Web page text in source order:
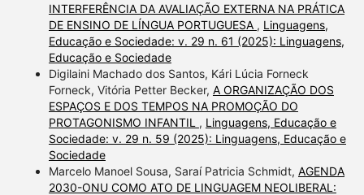
INTERFERÊNCIA DA AVALIAÇÃO EXTERNA NA PRÁTICA
DE ENSINO DE LÍNGUA PORTUGUESA , Linguagens,
Educação e Sociedade: v. 29 n. 61 (2025): Linguagens,
Educação e Sociedade
Digilaini Machado dos Santos, Kári Lúcia Forneck
Forneck, Vitória Petter Becker, A ORGANIZAÇÃO DOS
ESPAÇOS E DOS TEMPOS NA PROMOÇÃO DO
PROTAGONISMO INFANTIL , Linguagens, Educação e
Sociedade: v. 29 n. 59 (2025): Linguagens, Educação e
Sociedade
Marcelo Manoel Sousa, Saraí Patricia Schmidt, AGENDA
2030-ONU COMO ATO DE LINGUAGEM NEOLIBERAL: